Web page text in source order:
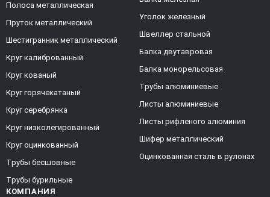
КОМПАНИЯ
Полоса металлическая
Пруток металлический
Шестигранник металлический
Круг калиброванный
Круг кованый
Круг горячекатаный
Круг серебрянка
Круг низколегированный
Круг оцинкованный
Трубы бесшовные
Трубы бурильные
Уголок железный
Швеллер стальной
Балка двутавровая
Балка монорельсовая
Трубы алюминиевые
Листы алюминиевые
Листы рифленого алюминия
Шифер металлический
Оцинкованная сталь в рулонах